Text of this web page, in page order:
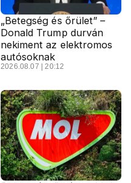
„Betegség és őrület” –
Donald Trump durván
nekiment az elektromos
autósoknak
2026.08.07 | 20:12